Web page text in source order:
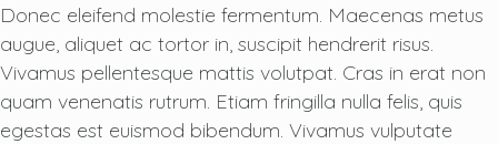
Donec eleifend molestie fermentum. Maecenas metus
augue, aliquet ac tortor in, suscipit hendrerit risus.
Vivamus pellentesque mattis volutpat. Cras in erat non
quam venenatis rutrum. Etiam fringilla nulla felis, quis
egestas est euismod bibendum. Vivamus vulputate